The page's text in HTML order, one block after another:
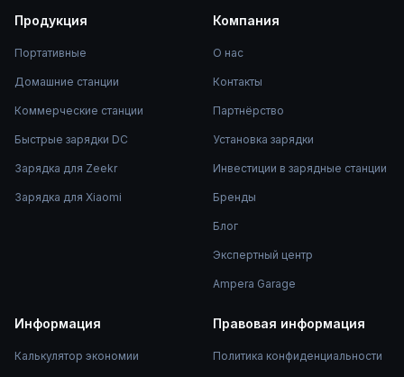
Продукция
Портативные
Домашние станции
Коммерческие станции
Быстрые зарядки DC
Зарядка для Zeekr
Зарядка для Xiaomi
Компания
О нас
Контакты
Партнёрство
Установка зарядки
Инвестиции в зарядные станции
Бренды
Блог
Экспертный центр
Ampera Garage
Информация
Калькулятор экономии
Правовая информация
Политика конфиденциальности